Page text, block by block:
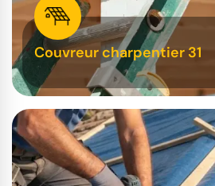
Couvreur charpentier 31